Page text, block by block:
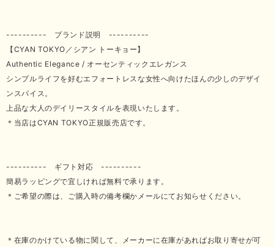
---------- ブランド説明 ----------
【CYAN TOKYO／シアン トーキョー】
Authentic Elegance / オーセンティックエレガンス
シンプルライフを好むエフォートレスな女性へ向けたほんの少しのデザイ
ンスパイス。
上品な大人のデイリースタイルを表現いたします。
＊当店はCYAN TOKYO正規販売店です。
---------- ギフト対応 ----------
簡易ラッピングで宜しければ無料で承ります。
＊ご希望の際は、ご購入時の備考欄かメールにてお知らせください。
＊在庫のかけている物に関して、メーカーに在庫があればお取り寄せが可